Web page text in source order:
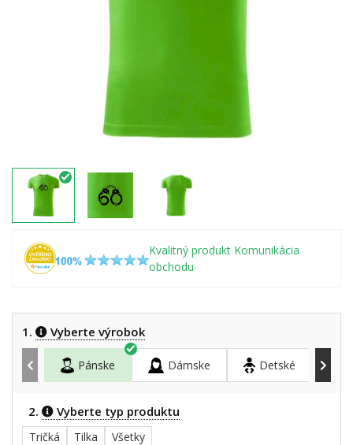
Kvalitný produkt Komunikácia
obchodu
1. Vyberte výrobok
Pánske Dámske Detské
2. Vyberte typ produktu
Tričká Tilka Všetky